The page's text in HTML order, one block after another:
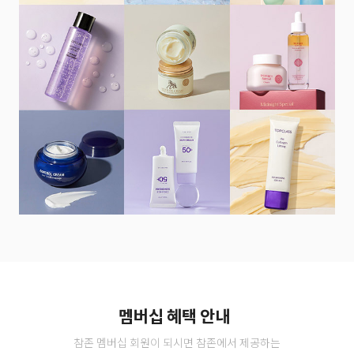
멤버십 혜택 안내
참존 멤버십 회원이 되시면 참존에서 제공하는